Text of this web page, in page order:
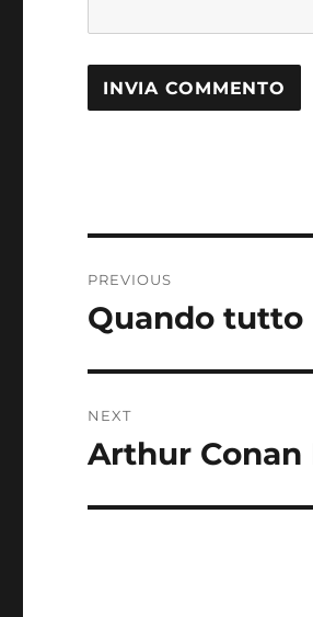
articoli
PREVIOUS
Previous
Quando tutto
NEXT
Next
Arthur Conan